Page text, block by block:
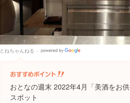
とねちゃんねる
Places
おとなの週末 2022年4月「美酒をお
スポット